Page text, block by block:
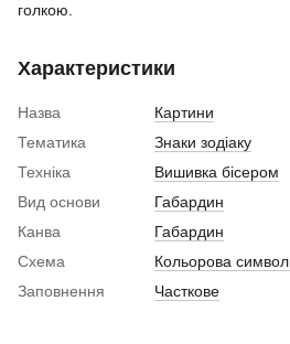
голкою.
Характеристики
Назва
Картини
Тематика
Знаки зодіаку
Техніка
Вишивка бісером
Вид основи
Габардин
Канва
Габардин
Схема
Кольорова
Заповнення
Часткове